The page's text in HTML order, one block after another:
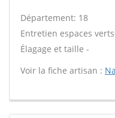
Département: 18
Entretien espaces
Élagage et taille -
Voir la fiche artisan :